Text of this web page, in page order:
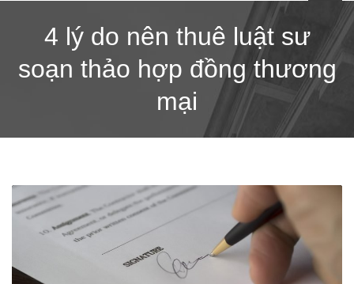
4 lý do nên thuê luật sư
soạn thảo hợp đồng thương
mại